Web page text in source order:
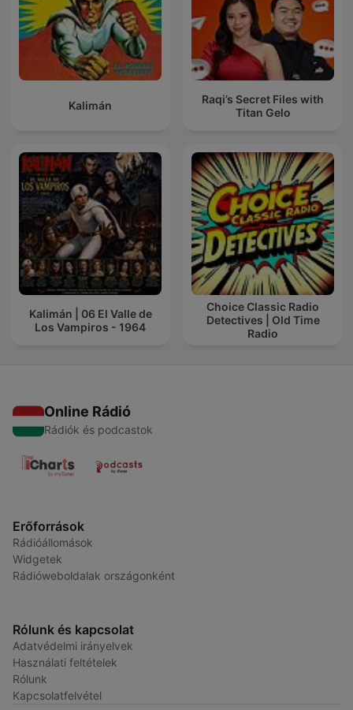
Kalimán
Raqi’s Secret Files with
Titan Gelo
Kalimán | 06 El Valle de
Los Vampiros - 1964
Choice Classic Radio
Detectives | Old Time
Radio
Online Rádió
Rádiók és podcastok
Erőforrások
Rádióállomások
Widgetek
Rádióweboldalak országonként
Rólunk és kapcsolat
Adatvédelmi irányelvek
Használati feltételek
Rólunk
Kapcsolatfelvétel